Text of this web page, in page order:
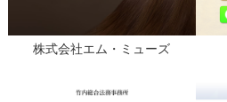
株式会社エム・ミューズ